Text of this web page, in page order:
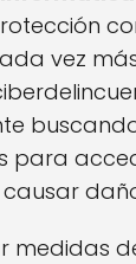
vez
para
medidas